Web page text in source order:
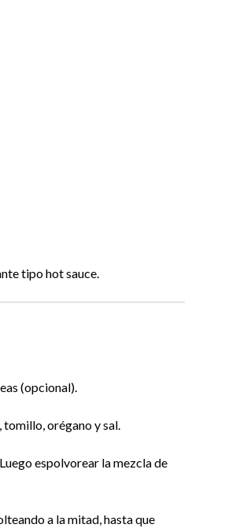
tipo hot sauce.
(opcional).
tomillo, orégano y sal.
espolvorear la mezcla de
a la mitad, hasta que